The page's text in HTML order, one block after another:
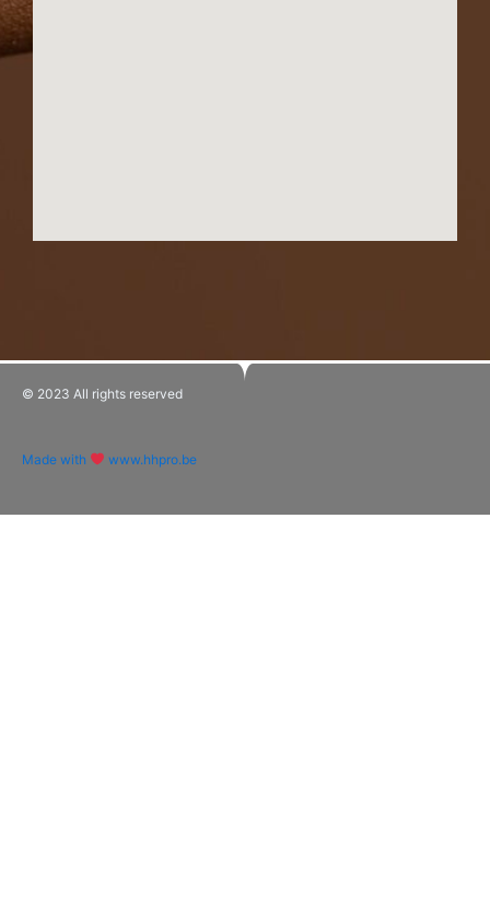
© 2023 All rights reserved​
Made with www.hhpro.be